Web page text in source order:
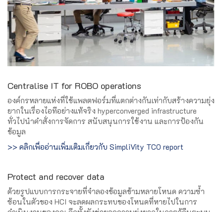
Centralise IT for ROBO operations
องค์กรหลายแห่งที่ใช้แพลตฟอร์มที่แตกต่างกันเท่ากับสร้างความยุ่ง
ยากในเรื่องไอทีอย่างแท้จริง hyperconverged infrastructure
ทั่วไปนำคำสั่งการจัดการ สนับสนุนการใช้งาน และการป้องกัน
ข้อมูล
>> คลิกเพื่ออ่านเพิ่มเติมเกี่ยวกับ SimpliVity TCO report
Protect and recover data
ด้วยรูปแบบการกระจายที่จำลองข้อมูลข้ามหลายโหนด ความซ้ำ
ซ้อนในตัวของ HCI จะลดผลกระทบของโหนดที่หายไปในการ